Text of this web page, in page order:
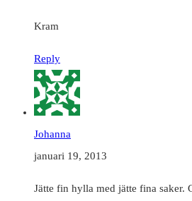
Kram
Reply
Johanna
januari 19, 2013
Jätte fin hylla med jätte fina saker.